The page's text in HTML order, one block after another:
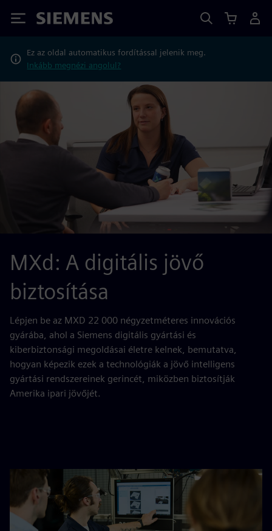
Siemens
Ez az oldal automatikus fordítással jelenik meg.
Inkább megnézi angolul?
MXd: A digitális jövő
biztosítása
Lépjen be az MXD 22 000 négyzetméteres innovációs
gyárába, ahol a Siemens digitális gyártási és
kiberbiztonsági megoldásai életre kelnek, bemutatva,
hogyan képezik ezek a technológiák a jövő intelligens
gyártási rendszereinek gerincét, miközben biztosítják
Amerika ipari jövőjét.